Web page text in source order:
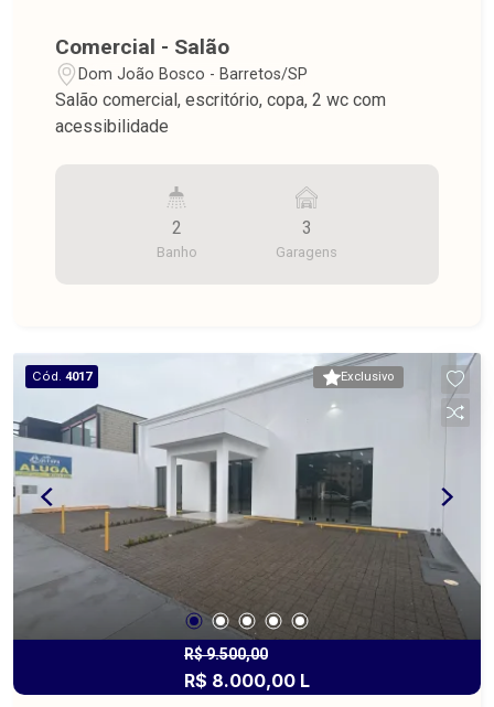
Comercial - Salão
Dom João Bosco - Barretos/SP
Salão comercial, escritório, copa, 2 wc com
acessibilidade
2
Banho
3
Garagens
Exclusivo
Cód. 4017
R$ 9.500,00
R$ 8.000,00 L